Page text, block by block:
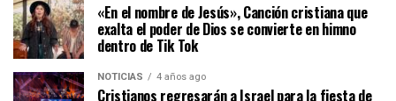
«En el nombre de Jesús», Canción cristiana que
exalta el poder de Dios se convierte en himno
dentro de Tik Tok
NOTICIAS 4 años ago
Cristianos regresarán a Israel para la fiesta de